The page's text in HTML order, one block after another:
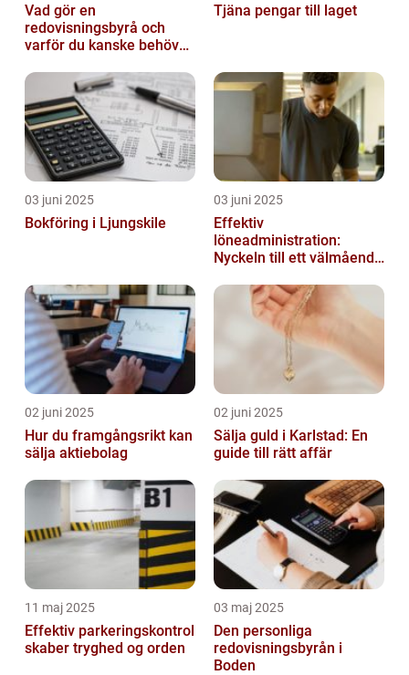
Vad gör en
redovisningsbyrå och
varför du kanske behöver
Tjäna pengar till laget
03 juni 2025
Bokföring i Ljungskile
03 juni 2025
Effektiv
löneadministration:
Nyckeln till ett välmående
02 juni 2025
Hur du framgångsrikt kan
sälja aktiebolag
02 juni 2025
Sälja guld i Karlstad: En
guide till rätt affär
11 maj 2025
Effektiv parkeringskontrol
skaber tryghed og orden
03 maj 2025
Den personliga
redovisningsbyrån i
Boden